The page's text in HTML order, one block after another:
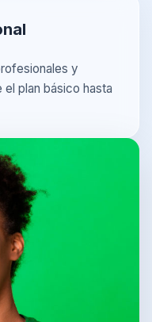
y
plan básico hasta